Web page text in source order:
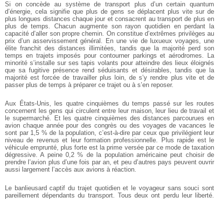
Si on concède au système de transport plus d’un certain quantum
d’énergie, cela signifie que plus de gens se déplacent plus vite sur de
plus longues distances chaque jour et consacrent au transport de plus en
plus de temps. Chacun augmente son rayon quotidien en perdant la
capacité d’aller son propre chemin. On constitue d’extrêmes privilèges au
prix d’un asservissement général. En une vie de luxueux voyages, une
élite franchit des distances illimitées, tandis que la majorité perd son
temps en trajets imposés pour contourner parkings et aérodromes. La
minorité s’installe sur ses tapis volants pour atteindre des lieux éloignés
que sa fugitive présence rend séduisants et désirables, tandis que la
majorité est forcée de travailler plus loin, de s’y rendre plus vite et de
passer plus de temps à préparer ce trajet ou à s’en reposer.
Aux États-Unis, les quatre cinquièmes du temps passé sur les routes
concernent les gens qui circulent entre leur maison, leur lieu de travail et
le supermarché. Et les quatre cinquièmes des distances parcourues en
avion chaque année pour des congrès ou des voyages de vacances le
sont par 1,5 % de la population, c’est-à-dire par ceux que privilégient leur
niveau de revenus et leur formation professionnelle. Plus rapide est le
véhicule emprunté, plus forte est la prime versée par ce mode de taxation
dégressive. A peine 0,2 % de la population américaine peut choisir de
prendre l’avion plus d’une fois par an, et peu d’autres pays peuvent ouvrir
aussi largement l’accès aux avions à réaction.
Le banlieusard captif du trajet quotidien et le voyageur sans souci sont
pareillement dépendants du transport. Tous deux ont perdu leur liberté.